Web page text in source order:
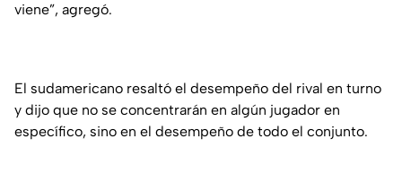
viene”, agregó.
El sudamericano resaltó el desempeño del rival en turno
y dijo que no se concentrarán en algún jugador en
específico, sino en el desempeño de todo el conjunto.